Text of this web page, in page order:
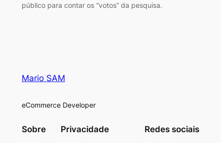
público para contar os “votos” da pesquisa.
Mario SAM
eCommerce Developer
Sobre Privacidade Redes sociais